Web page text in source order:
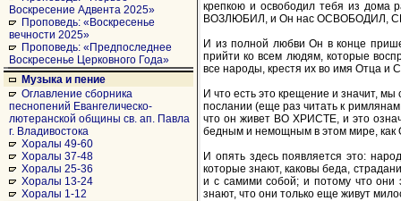
Воскресение Адвента 2025»
Проповедь: «Воскресенье
вечности 2025»
Проповедь: «Предпоследнее
Воскресенье Церковного Года»
Музыка и пение
Оглавление сборника
песнопений Евангелическо-
лютеранской общины св. ап. Павла
г. Владивостока
Хоралы 49-60
Хоралы 37-48
Хоралы 25-36
Хоралы 13-24
Хоралы 1-12
крепкою и освободил тебя из дома
ВОЗЛЮБИЛ, и Он нас ОСВОБОДИЛ,
И из полной любви Он в конце
прийти ко всем людям, которые
все народы, крестя их во имя Отца и
И что есть это крещение и значит,
послании (еще раз читать к
что он живет ВО ХРИСТЕ, и это
бедным и немощным в этом мире, как
И опять здесь появляется это:
которые знают, каковы беда,
и с самими собой; и потому что они
знают, что они только еще живут